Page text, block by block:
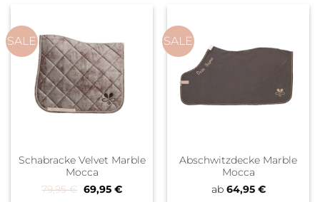
SALE
Schabracke Velvet Marble
Mocca
79,95€ Ursprünglicher Preis war: 79,95 €
69,95 €Aktueller Preis ist: 69,95 €.
SALE
Abschwitzdecke Marble
Mocca
ab 64,95 €